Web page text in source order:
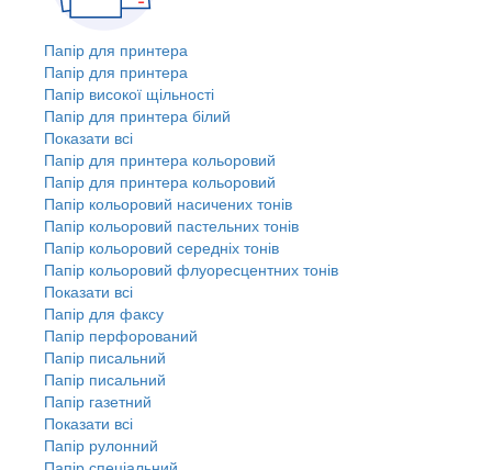
Папір для принтера
Папір для принтера
Папір високої щільності
Папір для принтера білий
Показати всі
Папір для принтера кольоровий
Папір для принтера кольоровий
Папір кольоровий насичених тонів
Папір кольоровий пастельних тонів
Папір кольоровий середніх тонів
Папір кольоровий флуоресцентних тонів
Показати всі
Папір для факсу
Папір перфорований
Папір писальний
Папір писальний
Папір газетний
Показати всі
Папір рулонний